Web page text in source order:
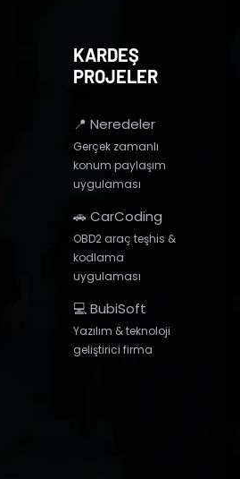
KARDEŞ
PROJELER
📍 Neredeler
Gerçek zamanlı
konum paylaşım
uygulaması
🚗 CarCoding
OBD2 araç teşhis &
kodlama
uygulaması
💻 BubiSoft
Yazılım & teknoloji
geliştirici firma